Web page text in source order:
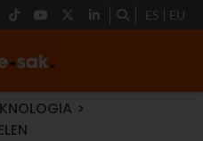
ES EU